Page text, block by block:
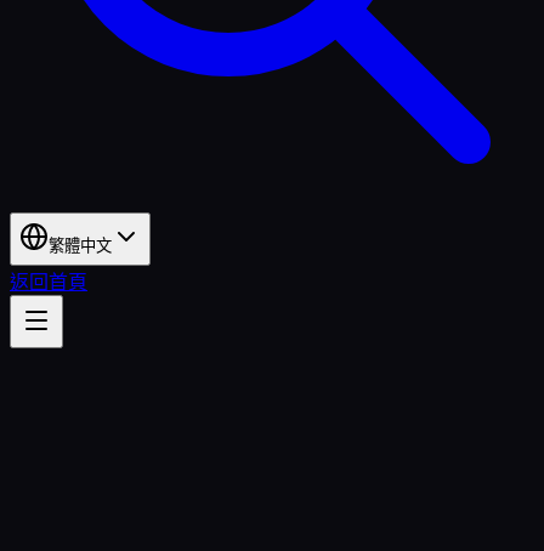
繁體中文
返回首頁